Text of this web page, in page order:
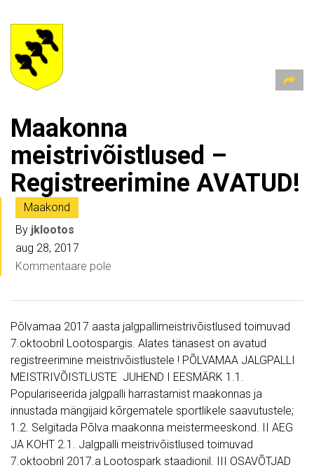
Maakonna
meistrivõistlused –
Registreerimine AVATUD!
Maakond
By jklootos
aug 28, 2017
Kommentaare pole
Põlvamaa 2017 aasta jalgpallimeistrivõistlused toimuvad
7.oktoobril Lootospargis. Alates tänasest on avatud
registreerimine meistrivõistlustele ! PÕLVAMAA JALGPALLI
MEISTRIVÕISTLUSTE JUHEND I EESMÄRK 1.1.
Populariseerida jalgpalli harrastamist maakonnas ja
innustada mängijaid kõrgematele sportlikele saavutustele;
1.2. Selgitada Põlva maakonna meistermeeskond. II AEG
JA KOHT 2.1. Jalgpalli meistrivõistlused toimuvad
7.oktoobril 2017.a Lootospark staadionil. III OSAVÕTJAD